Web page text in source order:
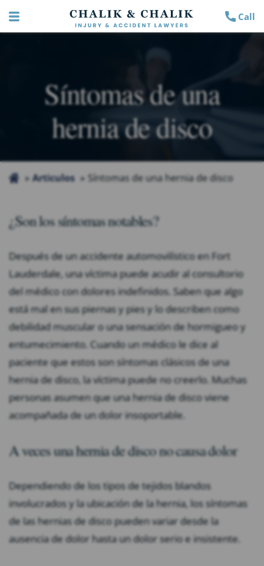
Call
Síntomas de una
hernia de disco
Articulos Síntomas de una hernia de disco
¿Son los síntomas notables?
Después de un accidente automovilístico en Fort
Lauderdale, una víctima puede acudir al consultorio
del médico con dolores indefinidos. Saben que algo
está mal en sus piernas y pies y lo describen como
debilidad muscular o una sensación de hormigueo y
entumecimiento. Cuando un médico le dice al
paciente que estos son síntomas clásicos de una
hernia de disco, la víctima puede no creerlo. Muchas
personas asumen que una hernia de disco viene
acompañada de un dolor insoportable.
A veces una hernia de disco no causa dolor
Dependiendo de los tipos de tejidos blandos
involucrados y la ubicación de la hernia, los síntomas
de las hernias de disco pueden variar desde la
ausencia de dolor hasta un dolor serio e insistente.